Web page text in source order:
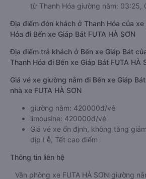
từ Thanh Hóa giường nằm: 03:25,
Địa điểm đón khách ở Thanh Hóa của
Hóa đi Bến xe Giáp Bát FUTA HÀ SƠN
Địa điểm trả khách ở Bến xe Giáp Bát
Thanh Hóa đi Bến xe Giáp Bát FUTA HÀ
Giá vé xe giường nằm đi Bến xe Giáp
nhà xe FUTA HÀ SƠN
giường nằm: 420000đ/vé
limousine: 420000đ/vé
Giá vé xe ổn định, không tăng
dịp Lễ, Tết cao điểm
Thông tin liên hệ
Văn phòng xe FUTA HÀ SƠN giường